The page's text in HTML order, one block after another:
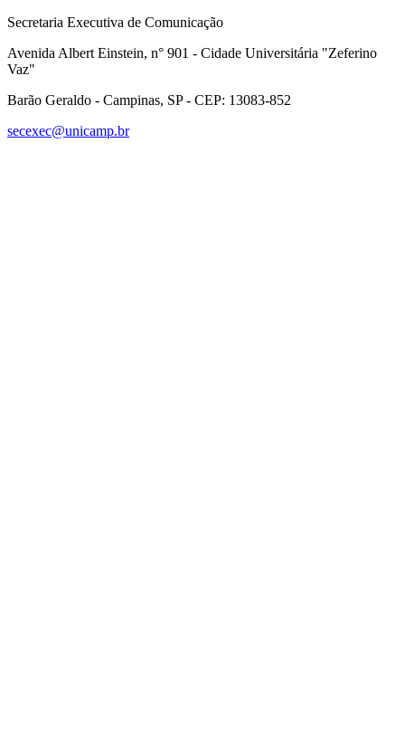
Secretaria Executiva de Comunicação
Avenida Albert Einstein, n° 901 - Cidade Universitária "Zeferino
Vaz"
Barão Geraldo - Campinas, SP - CEP: 13083-852
secexec@unicamp.br